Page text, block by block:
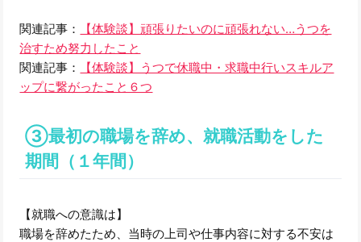
関連記事：
【体験談】頑張りたいのに頑張れない…うつを
治すため努力したこと
関連記事：
【体験談】うつで休職中・求職中行いスキルア
ップに繋がったこと６つ
③最初の職場を辞め、就職活動をした
期間（１年間）
【就職への意識は】
職場を辞めたため、当時の上司や仕事内容に対する不安は